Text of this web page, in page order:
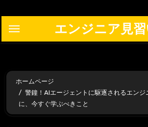
ッ
エンジニア見
ホームページ
警鐘！AIエージェントに駆逐されるエンジ
に、今すぐ学ぶべきこと